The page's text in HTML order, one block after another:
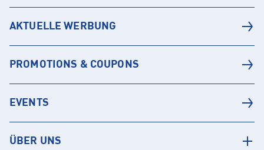
AKTUELLE WERBUNG
PROMOTIONS & COUPONS
EVENTS
ÜBER UNS